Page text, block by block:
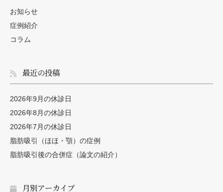
お知らせ
症例紹介
コラム
最近の投稿
2026年9月の休診日
2026年8月の休診日
2026年7月の休診日
脂肪吸引（ほほ・顎）の症例
脂肪吸引後の合併症（論文の紹介）
月別アーカイブ